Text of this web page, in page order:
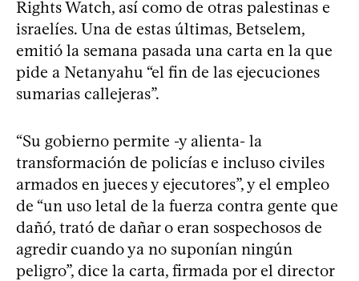
Rights Watch, así como de otras palestinas e
israelíes. Una de estas últimas, Betselem,
emitió la semana pasada una carta en la que
pide a Netanyahu “el fin de las ejecuciones
sumarias callejeras”.
“Su gobierno permite -y alienta- la
transformación de policías e incluso civiles
armados en jueces y ejecutores”, y el empleo
de “un uso letal de la fuerza contra gente que
dañó, trató de dañar o eran sospechosos de
agredir cuando ya no suponían ningún
peligro”, dice la carta, firmada por el director